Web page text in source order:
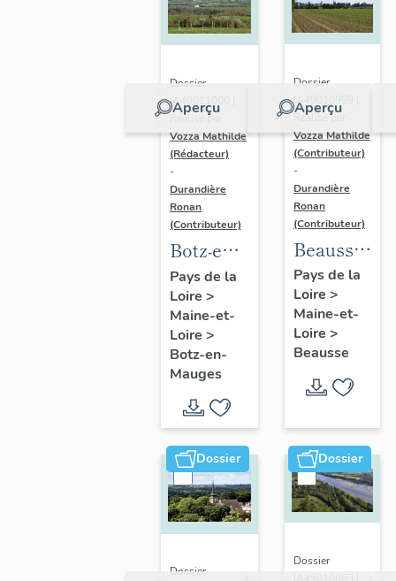
Aperçu
Dossier
IA49011000 |
Réalisé par
Vozza Mathilde
(Rédacteur)
-
Durandière
Ronan
(Contributeur)
Botz-en-
Mauges :
présentation
de la
commune
Pays de la
Loire >
Maine-et-
Loire >
Botz-en-
Mauges
Aperçu
Dossier
IA49010999 |
Réalisé par
Vozza Mathilde
(Contributeur)
-
Durandière
Ronan
(Contributeur)
Beausse :
de la
commune
Pays de la
Loire >
Maine-et-
Loire >
Beausse
Dossier
Dossier
Dossier
Dossier